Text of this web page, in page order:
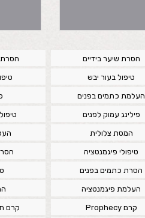
הסרת שיער בידיים הסרת
טיפול בעור יבש
העלמת כתמים בפנים
פילינג עמוק לפנים
המסת צלולית
טיפולי פיגמנטציה
הסרת כתמים בפנים
העלמת פיגמנטציה
קרם Prophecy קרם